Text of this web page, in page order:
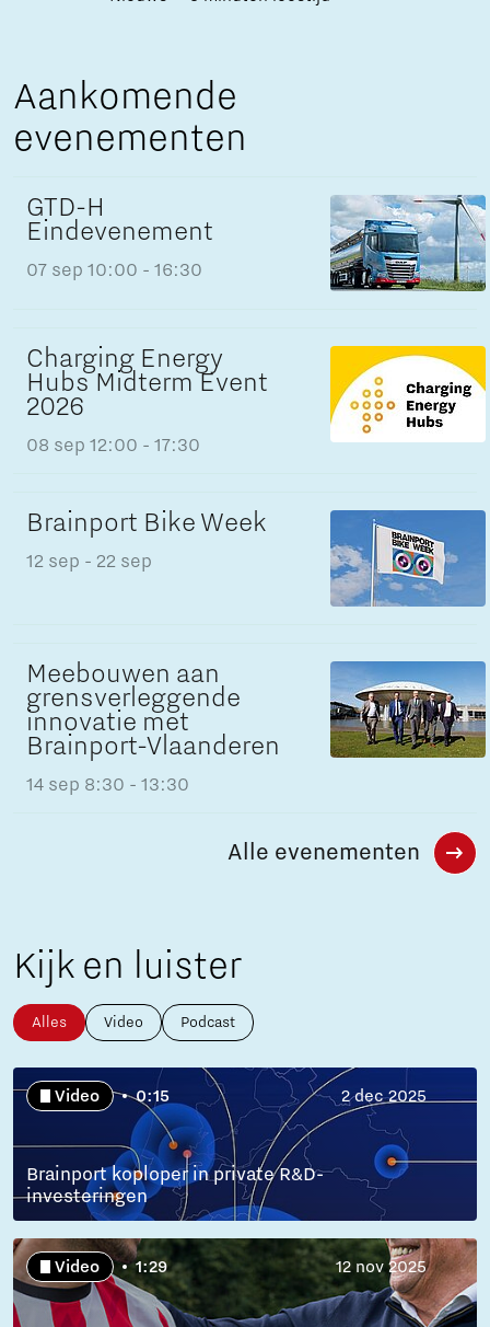
Aankomende
evenementen
GTD-H
Eindevenement
07 sep 10:00 - 16:30
Charging Energy
Hubs Midterm Event
2026
08 sep 12:00 - 17:30
Brainport Bike Week
12 sep - 22 sep
Meebouwen aan
grensverleggende
innovatie met
Brainport-Vlaanderen
14 sep 8:30 - 13:30
Alle evenementen
Kijk en luister
Alles Video Podcast
Video 0:15 2 dec 2025
Brainport koploper in private R&D-
investeringen
Video 1:29 12 nov 2025